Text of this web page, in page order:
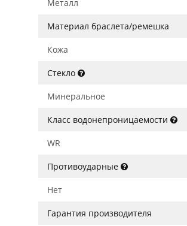
Металл
Материал браслета/ремешка
Кожа
Стекло
Минеральное
Класс водонепроницаемости
WR
Противоударные
Нет
Гарантия производителя